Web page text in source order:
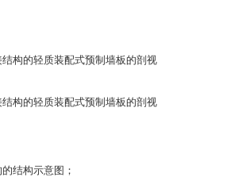
构的轻质装配式预制墙板的剖视
构的轻质装配式预制墙板的剖视
结构示意图；